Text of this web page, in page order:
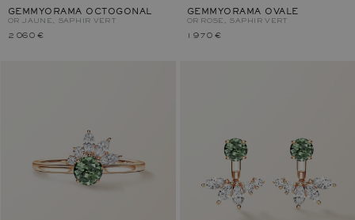
GEMMYORAMA OCTOGONAL
OR JAUNE, SAPHIR VERT
2 060 €
GEMMYORAMA OVALE
OR ROSE, SAPHIR VERT
1 970 €